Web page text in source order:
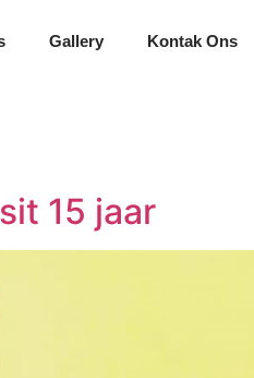
Gallery Kontak Ons
15 jaar